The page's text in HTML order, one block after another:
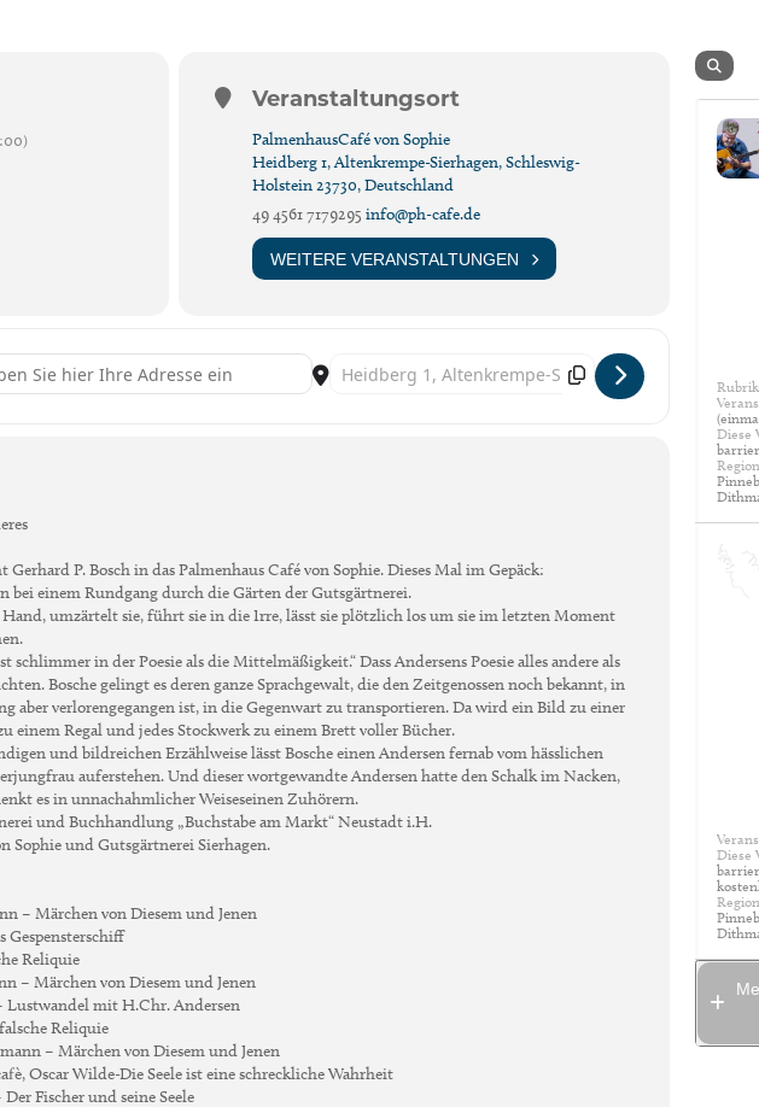
Veranstaltungsort
PalmenhausCafé von Sophie
Heidberg 1, Altenkrempe-Sierhagen, Schleswig-
Holstein 23730, Deutschland
49 4561 7179295 info@ph-cafe.de
WEITERE VERANSTALTUNGEN
- Bosche erzählt – Andersen und Anderes [iwpCA5zWh]Destination Address - Bosche erzählt – Andersen und
P. Bosch in das Palmenhaus Café von Sophie. Dieses Mal im Gepäck:
bei einem Rundgang durch die Gärten der Gutsgärtnerei.
umzärtelt sie, führt sie in die Irre, lässt sie plötzlich los um sie im letzten Moment
in der Poesie als die Mittelmäßigkeit.“ Dass Andersens Poesie alles andere als
Bosche gelingt es deren ganze Sprachgewalt, die den Zeitgenossen noch bekannt, in
aber verlorengegangen ist, in die Gegenwart zu transportieren. Da wird ein Bild zu einer
einem Regal und jedes Stockwerk zu einem Brett voller Bücher.
und bildreichen Erzählweise lässt Bosche einen Andersen fernab vom hässlichen
auferstehen. Und dieser wortgewandte Andersen hatte den Schalk im Nacken,
es in unnachahmlicher Weiseseinen Zuhörern.
und Buchhandlung „Buchstabe am Markt“ Neustadt i.H.
Sophie und Gutsgärtnerei Sierhagen.
– Märchen von Diesem und Jenen
Gespensterschiff
Reliquie
– Märchen von Diesem und Jenen
Lustwandel mit H.Chr. Andersen
Reliquie
– Märchen von Diesem und Jenen
Oscar Wilde-Die Seele ist eine schreckliche Wahrheit
Fischer und seine Seele
Rubrik
Diese
Region
Diese
Region